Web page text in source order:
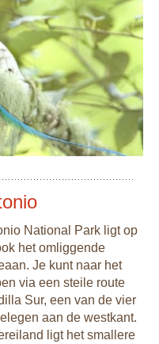
National Park ligt op
het omliggende
Je kunt naar het
via een steile route
Sur, een van de vier
aan de westkant.
ligt het smallere